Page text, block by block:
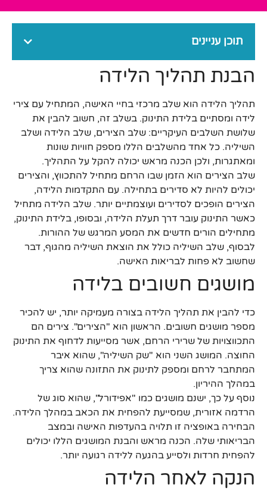
תוכן עניינים
הבנת תהליך הלידה
תהליך הלידה הוא שלב מרכזי בחיי האישה, המתחיל עם צירי
לידה ומסתיים בלידת התינוק. בשלב זה, חשוב להבין את
שלושת השלבים העיקריים: שלב הצירים, שלב הלידה ושלב
השיליה. כל אחד מהשלבים הללו מספק חוויות שונות
ומאתגרות, ולכן הכנה מראש יכולה להקל על התהליך.
שלב הצירים הוא הזמן שבו הרחם מתחיל להתכווץ, והצירים
יכולים להיות לא סדירים בתחילה. עם התקדמות הלידה,
הצירים הופכים לסדירים ועוצמתיים יותר. שלב הלידה מתחיל
כאשר התינוק עובר דרך תעלת הלידה, ובסופו, בלידת התינוק,
מתחילים הורים חדשים את המסע המרגש של ההורות.
לבסוף, שלב השיליה כולל את הוצאת השיליה מהגוף, דבר
שחשוב לא פחות לבריאות האישה.
מושגים חשובים בלידה
כדי להבין את תהליך הלידה בצורה מעמיקה יותר, יש להכיר
מספר מושגים חשובים. הראשון הוא "הצירים". צירים הם
התכווצויות של שרירי הרחם, אשר מסייעות לדחוף את התינוק
החוצה. המושג השני הוא "שק השיליה", שהוא איבר
המתחבר לרחם ומספק לתינוק את התזונה שהוא צריך
במהלך ההיריון.
נוסף על כך, ישנם מושגים כמו "אפידורל", שהוא סוג של
הרדמה אזורית, שמסייעת להפחית את הכאב במהלך הלידה.
הבחירה באופציה זו תלויה בהעדפות האישה ובמצב
הבריאותי שלה. הכנה מראש והבנת המושגים הללו יכולים
להפחית חרדות ולסייע בהגעה ללידה רגועה יותר.
הנקה לאחר הלידה